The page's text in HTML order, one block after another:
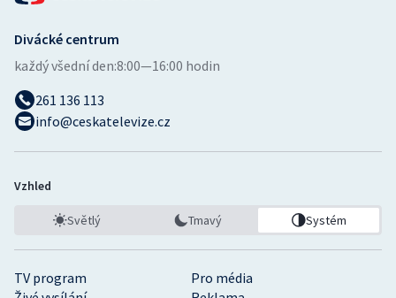
TV program
Pro média
Divácké centrum
každý všední den:8:00—16:00 hodin
261 136 113
info@ceskatelevize.cz
Vzhled
Světlý Tmavý Systém